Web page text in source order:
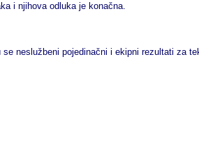
i njihova odluka je konačna.
neslužbeni pojedinačni i ekipni rezultati za